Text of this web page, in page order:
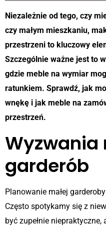
Niezależnie od tego, czy
czy małym mieszkaniu,
przestrzeni to kluczowy
Szczególnie ważne jest to
gdzie meble na wymiar
ratunkiem. Sprawdź, jak
wnękę i jak meble na
przestrzeń.
Wyzwania
garderób
Planowanie małej
Często spotykamy się z
być zupełnie